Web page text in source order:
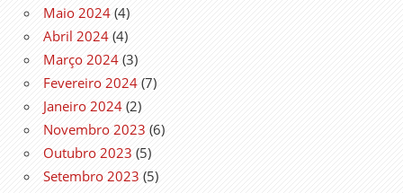
Maio 2024 (4)
Abril 2024 (4)
Março 2024 (3)
Fevereiro 2024 (7)
Janeiro 2024 (2)
Novembro 2023 (6)
Outubro 2023 (5)
Setembro 2023 (5)